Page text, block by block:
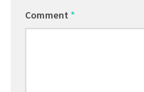
Comment *